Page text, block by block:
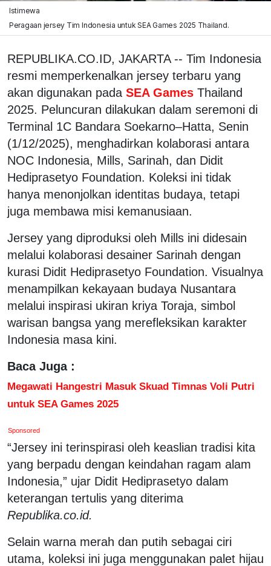
Istimewa
Peragaan jersey Tim Indonesia untuk SEA Games 2025 Thailand.
REPUBLIKA.CO.ID, JAKARTA -- Tim Indonesia
resmi memperkenalkan jersey terbaru yang
akan digunakan pada SEA Games Thailand
2025. Peluncuran dilakukan dalam seremoni di
Terminal 1C Bandara Soekarno–Hatta, Senin
(1/12/2025), menghadirkan kolaborasi antara
NOC Indonesia, Mills, Sarinah, dan Didit
Hediprasetyo Foundation. Koleksi ini tidak
hanya menonjolkan identitas budaya, tetapi
juga membawa misi kemanusiaan.
Jersey yang diproduksi oleh Mills ini didesain
melalui kolaborasi desainer Sarinah dengan
kurasi Didit Hediprasetyo Foundation. Visualnya
menampilkan kekayaan budaya Nusantara
melalui inspirasi ukiran kriya Toraja, simbol
warisan bangsa yang merefleksikan karakter
Indonesia masa kini.
Baca Juga :
Megawati Hangestri Masuk Skuad Timnas Voli Putri
untuk SEA Games 2025
Sponsored
“Jersey ini terinspirasi oleh keaslian tradisi kita
yang berpadu dengan keindahan ragam alam
Indonesia,” ujar Didit Hediprasetyo dalam
keterangan tertulis yang diterima
Republika.co.id.
Selain warna merah dan putih sebagai ciri
utama, koleksi ini juga menggunakan palet hijau